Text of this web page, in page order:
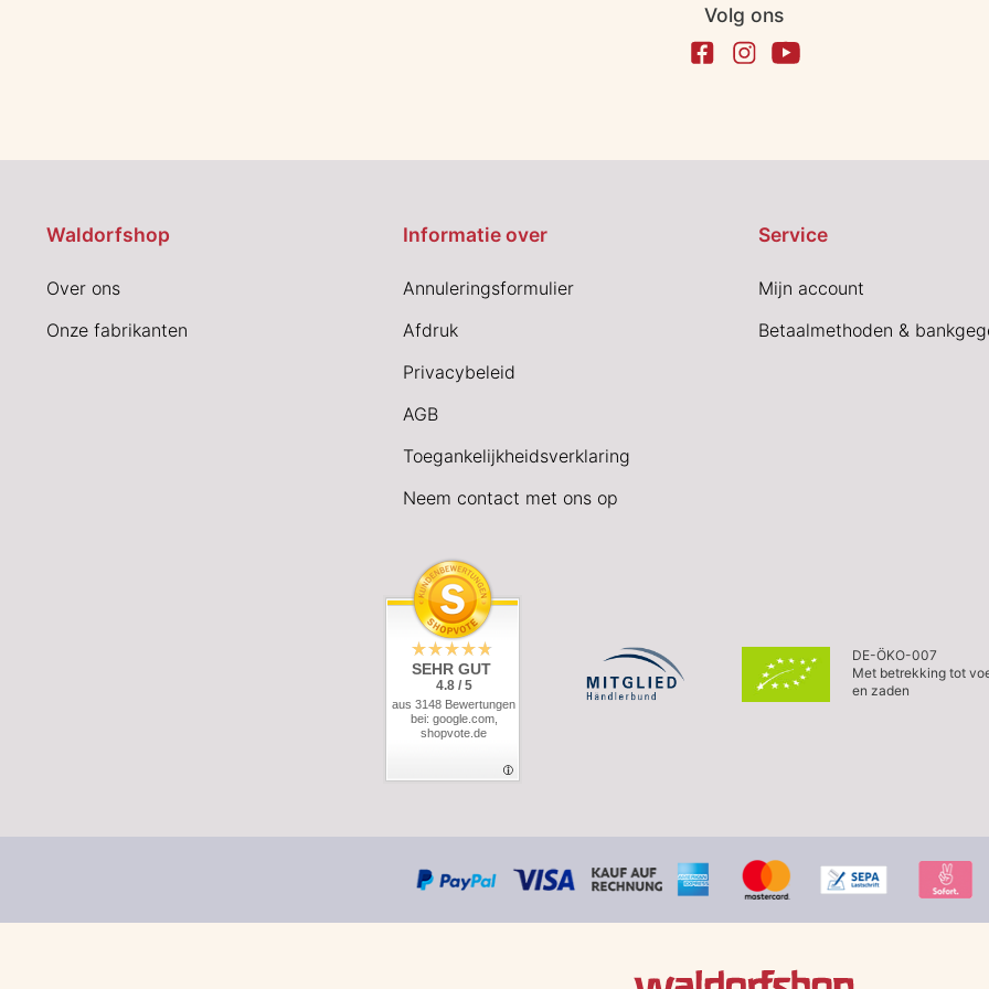
Volg ons
Waldorfshop
Over ons
Onze fabrikanten
Informatie over
Annuleringsformulier
Afdruk
Privacybeleid
AGB
Toegankelijkheidsverklaring
Neem contact met ons op
Service
Mijn account
Betaalmethoden &
SEHR GUT
4.8 / 5
aus 3148 Bewertungen
bei: google.com,
shopvote.de
DE-ÖKO-007
Met betrekking tot
en zaden